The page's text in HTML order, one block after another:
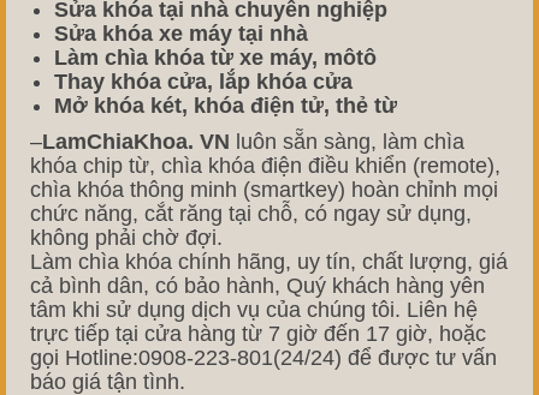
Sửa khóa tại nhà chuyên nghiệp
Sửa khóa xe máy tại nhà
Làm chìa khóa từ xe máy, môtô
Thay khóa cửa, lắp khóa cửa
Mở khóa két, khóa điện tử, thẻ từ
–LamChiaKhoa. VN luôn sẵn sàng, làm chìa
khóa chip từ, chìa khóa điện điều khiển (remote),
chìa khóa thông minh (smartkey) hoàn chỉnh mọi
chức năng, cắt răng tại chỗ, có ngay sử dụng,
không phải chờ đợi.
Làm chìa khóa chính hãng, uy tín, chất lượng, giá
cả bình dân, có bảo hành, Quý khách hàng yên
tâm khi sử dụng dịch vụ của chúng tôi. Liên hệ
trực tiếp tại cửa hàng từ 7 giờ đến 17 giờ, hoặc
gọi Hotline:0908-223-801(24/24) để được tư vấn
báo giá tận tình.